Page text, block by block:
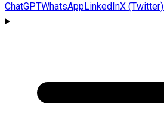
ChatGPTWhatsAppLinkedInX (Twitter)